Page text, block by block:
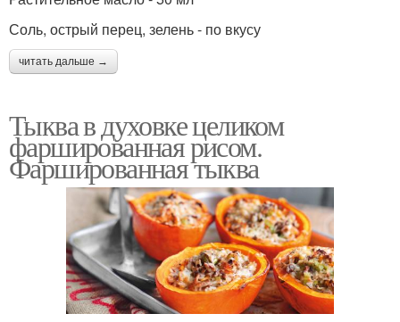
Соль, острый перец, зелень - по вкусу
читать дальше →
Тыква в духовке целиком
фаршированная рисом.
Фаршированная тыква